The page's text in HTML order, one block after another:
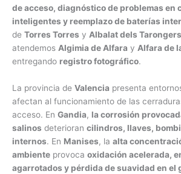
de acceso, diagnóstico de problemas en
inteligentes y reemplazo de baterías
de Torres Torres y Albalat dels Tarongers
atendemos Algimia de Alfara y Alfara de
entregando registro fotográfico.
La provincia de Valencia presenta
afectan al funcionamiento de las
acceso. En Gandia, la corrosión
salinos deterioran cilindros, llaves,
internos. En Manises, la alta
ambiente provoca oxidación acelerada,
agarrotados y pérdida de suavidad en el